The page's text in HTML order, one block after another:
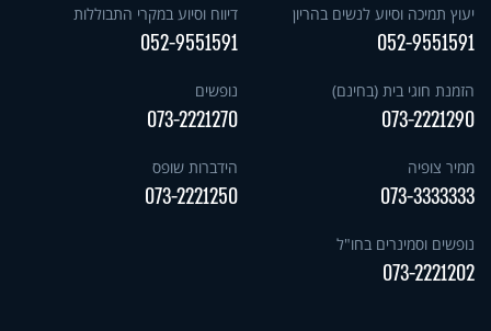
יעוץ תמיכה וסיוע לנשים בהריון
052-9551591
דיווח וסיוע במקרי התבוללות
052-9551591
הזמנת חוגי בית (בחינם)
073-2221290
נופשים
073-2221270
ממיר צופיה
073-3333333
הידברות שופס
073-2221250
נופשים וסמינרים בחו"ל
073-2221202